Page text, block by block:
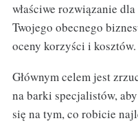
właściwe rozwiązanie
Twojego obecnego
oceny korzyści i kosztów.
Głównym celem jest
na barki specjalistów,
się na tym, co robicie